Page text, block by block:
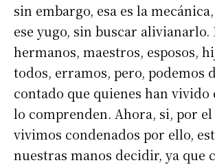
sin embargo, esa es la
ese yugo, sin buscar alivianarlo.
hermanos, maestros, esposos,
todos, erramos, pero, podemos
contado que quienes han vivido
lo comprenden. Ahora, si, por
vivimos condenados por ello,
nuestras manos decidir, ya que